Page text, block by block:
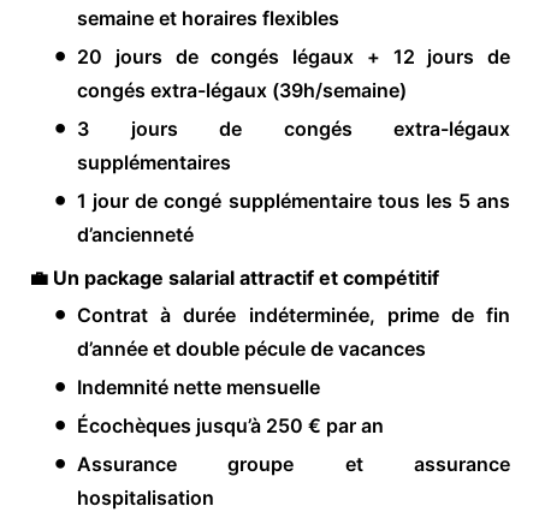
semaine et horaires flexibles
20 jours de congés légaux + 12 jours de
congés extra-légaux (39h/semaine)
3 jours de congés extra-légaux
supplémentaires
1 jour de congé supplémentaire tous les 5 ans
d’ancienneté
💼 Un package salarial attractif et compétitif
Contrat à durée indéterminée, prime de fin
d’année et double pécule de vacances
Indemnité nette mensuelle
Écochèques jusqu’à 250 € par an
Assurance groupe et assurance
hospitalisation